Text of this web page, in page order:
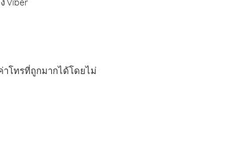
โทรที่ถูกมากได้โดยไม่